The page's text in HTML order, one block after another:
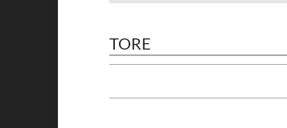
TORE